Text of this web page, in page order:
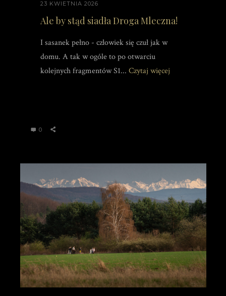
23 KWIETNIA 2026
Ale by stąd siadła Droga Mleczna!
I sasanek pełno - człowiek się czuł jak w
domu. A tak w ogóle to po otwarciu
kolejnych fragmentów S1... Czytaj więcej
0